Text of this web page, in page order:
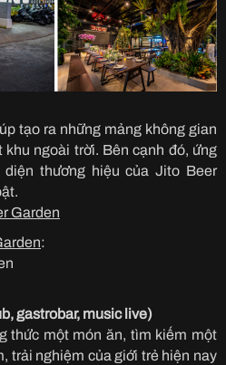
tạo ra những mảng không gian
khu ngoài trời. Bên cạnh đó, ứng
thương hiệu của Jito Beer
Garden
:
gastrobar, music live)
thức một món ăn, tìm kiếm một
trải nghiệm của giới trẻ hiện nay